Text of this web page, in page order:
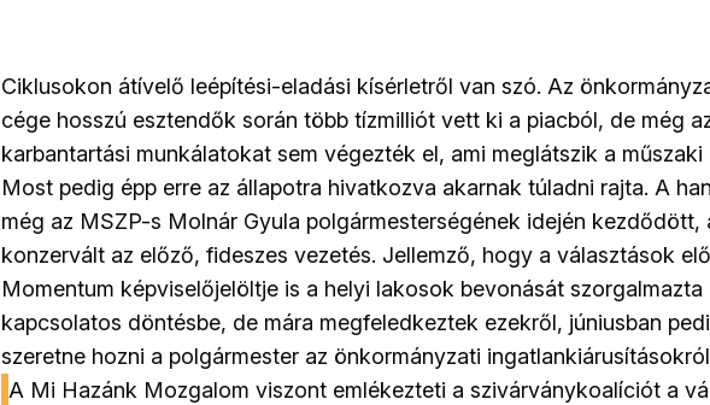
Ciklusokon átívelő leépítési-eladási kísérletről van szó. Az
cége hosszú esztendők során több tízmilliót vett ki a piacból, de még
karbantartási munkálatokat sem végezték el, ami meglátszik a műszaki
Most pedig épp erre az állapotra hivatkozva akarnak túladni rajta. A
még az MSZP-s Molnár Gyula polgármesterségének idején kezdődött,
konzervált az előző, fideszes vezetés. Jellemző, hogy a választások
Momentum képviselőjelöltje is a helyi lakosok bevonását
kapcsolatos döntésbe, de mára megfeledkeztek ezekről, júniusban
szeretne hozni a polgármester az önkormányzati
A Mi Hazánk Mozgalom viszont emlékezteti a szivárványkoalíciót a